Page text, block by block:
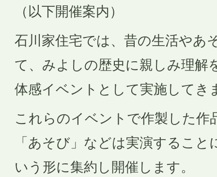
（以下開催案内）
石川家住宅では、昔の生活やあ
て、みよしの歴史に親しみ理解
体感イベントとして実施してき
これらのイベントで作製した作
「あそび」などは実演するこ
いう形に集約し開催します。